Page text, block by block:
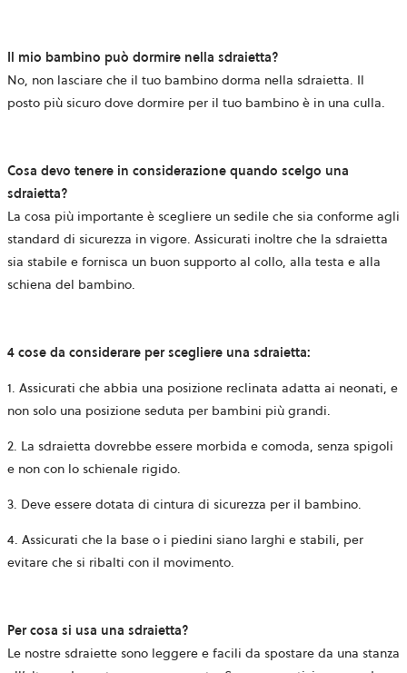
Il mio bambino può dormire nella sdraietta?
No, non lasciare che il tuo bambino dorma nella sdraietta. Il
posto più sicuro dove dormire per il tuo bambino è in una culla.
Cosa devo tenere in considerazione quando scelgo una
sdraietta?
La cosa più importante è scegliere un sedile che sia conforme agli
standard di sicurezza in vigore. Assicurati inoltre che la sdraietta
sia stabile e fornisca un buon supporto al collo, alla testa e alla
schiena del bambino.
4 cose da considerare per scegliere una sdraietta:
1. Assicurati che abbia una posizione reclinata adatta ai neonati, e
non solo una posizione seduta per bambini più grandi.
2. La sdraietta dovrebbe essere morbida e comoda, senza spigoli
e non con lo schienale rigido.
3. Deve essere dotata di cintura di sicurezza per il bambino.
4. Assicurati che la base o i piedini siano larghi e stabili, per
evitare che si ribalti con il movimento.
Per cosa si usa una sdraietta?
Le nostre sdraiette sono leggere e facili da spostare da una stanza